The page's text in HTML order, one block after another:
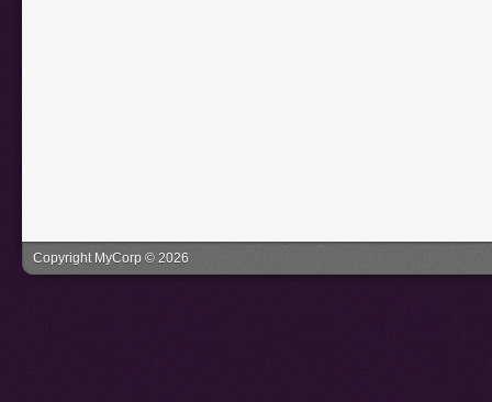
Copyright MyCorp © 2026